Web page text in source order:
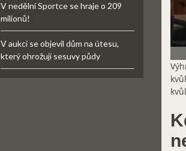
V nedělní Sportce se hraje o 209
milionů!
V aukci se objevil dům na útesu,
který ohrožují sesuvy půdy